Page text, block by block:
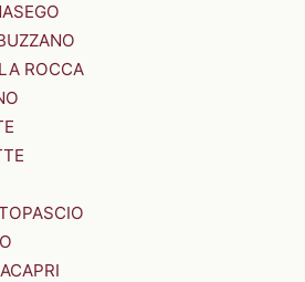
ROCCA